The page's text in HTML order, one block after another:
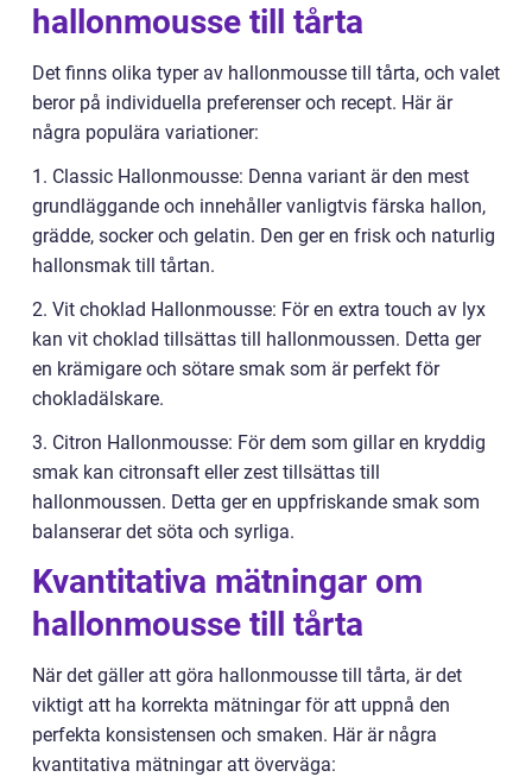
hallonmousse till tårta
Det finns olika typer av hallonmousse till tårta, och valet
beror på individuella preferenser och recept. Här är
några populära variationer:
1. Classic Hallonmousse: Denna variant är den mest
grundläggande och innehåller vanligtvis färska hallon,
grädde, socker och gelatin. Den ger en frisk och naturlig
hallonsmak till tårtan.
2. Vit choklad Hallonmousse: För en extra touch av lyx
kan vit choklad tillsättas till hallonmoussen. Detta ger
en krämigare och sötare smak som är perfekt för
chokladälskare.
3. Citron Hallonmousse: För dem som gillar en kryddig
smak kan citronsaft eller zest tillsättas till
hallonmoussen. Detta ger en uppfriskande smak som
balanserar det söta och syrliga.
Kvantitativa mätningar om
hallonmousse till tårta
När det gäller att göra hallonmousse till tårta, är det
viktigt att ha korrekta mätningar för att uppnå den
perfekta konsistensen och smaken. Här är några
kvantitativa mätningar att överväga: